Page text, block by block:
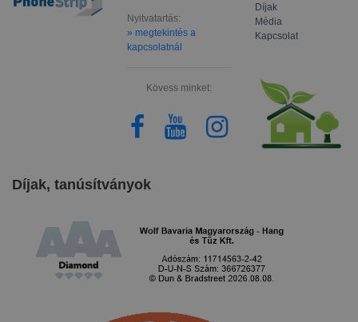
Nyitvatartás:
» megtekintés a
kapcsolatnál
Kövess minket:
Díjak
Média
Kapcsolat
Díjak, tanúsítványok